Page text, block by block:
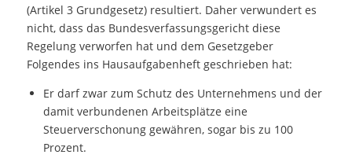
(Artikel 3 Grundgesetz) resultiert. Daher verwundert es
nicht, dass das Bundesverfassungsgericht diese
Regelung verworfen hat und dem Gesetzgeber
Folgendes ins Hausaufgabenheft geschrieben hat:
Er darf zwar zum Schutz des Unternehmens und der
damit verbundenen Arbeitsplätze eine
Steuerverschonung gewähren, sogar bis zu 100
Prozent.